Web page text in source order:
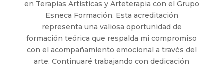
en Terapias Artísticas y Arteterapia con el Grupo
Esneca Formación. Esta acreditación
representa una valiosa oportunidad de
formación teórica que respalda mi compromiso
con el acompañamiento emocional a través del
arte. Continuaré trabajando con dedicación